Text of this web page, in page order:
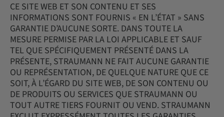
CE SITE WEB ET SON CONTENU ET SES
INFORMATIONS SONT FOURNIS « EN L’ÉTAT » SANS
GARANTIE D’AUCUNE SORTE. DANS TOUTE LA
MESURE PERMISE PAR LA LOI APPLICABLE ET SAUF
TEL QUE SPÉCIFIQUEMENT PRÉSENTÉ DANS LA
PRÉSENTE, STRAUMANN NE FAIT AUCUNE GARANTIE
OU REPRÉSENTATION, DE QUELQUE NATURE QUE CE
SOIT, À L’ÉGARD DU SITE WEB, DE SON CONTENU OU
DE PRODUITS OU SERVICES QUE STRAUMANN OU
TOUT AUTRE TIERS FOURNIT OU VEND. STRAUMANN